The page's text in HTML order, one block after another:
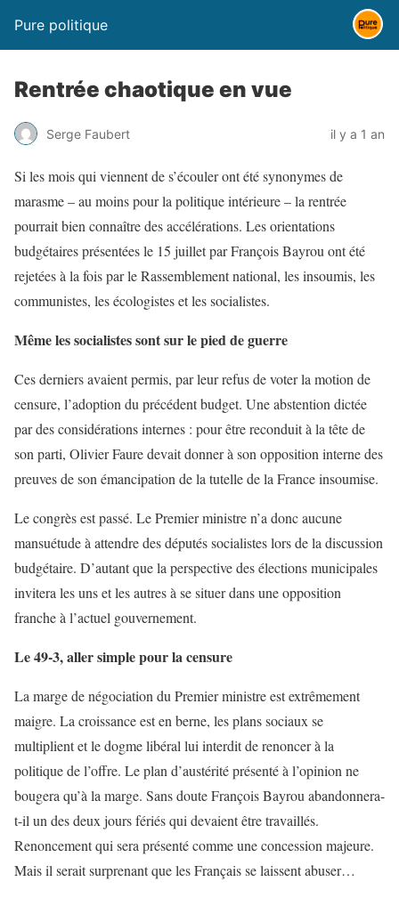
Pure politique
Rentrée chaotique en vue
Serge Faubert il y a 1 an
Si les mois qui viennent de s’écouler ont été synonymes de
marasme – au moins pour la politique intérieure – la rentrée
pourrait bien connaître des accélérations. Les orientations
budgétaires présentées le 15 juillet par François Bayrou ont été
rejetées à la fois par le Rassemblement national, les insoumis, les
communistes, les écologistes et les socialistes.
Même les socialistes sont sur le pied de guerre
Ces derniers avaient permis, par leur refus de voter la motion de
censure, l’adoption du précédent budget. Une abstention dictée
par des considérations internes : pour être reconduit à la tête de
son parti, Olivier Faure devait donner à son opposition interne des
preuves de son émancipation de la tutelle de la France insoumise.
Le congrès est passé. Le Premier ministre n’a donc aucune
mansuétude à attendre des députés socialistes lors de la discussion
budgétaire. D’autant que la perspective des élections municipales
invitera les uns et les autres à se situer dans une opposition
franche à l’actuel gouvernement.
Le 49-3, aller simple pour la censure
La marge de négociation du Premier ministre est extrêmement
maigre. La croissance est en berne, les plans sociaux se
multiplient et le dogme libéral lui interdit de renoncer à la
politique de l’offre. Le plan d’austérité présenté à l’opinion ne
bougera qu’à la marge. Sans doute François Bayrou abandonnera-
t-il un des deux jours fériés qui devaient être travaillés.
Renoncement qui sera présenté comme une concession majeure.
Mais il serait surprenant que les Français se laissent abuser…